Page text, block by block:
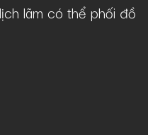
lãm có thể phối đồ